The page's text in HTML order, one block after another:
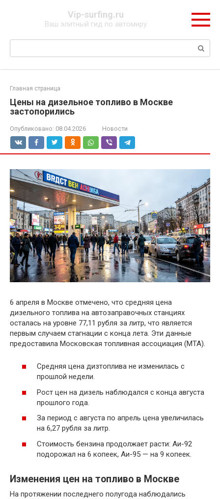
Vip-surfing.ru
Ваш элитный гид по автомиру
Поиск:
Главная страница
Цены на дизельное топливо в Москве
застопорились
Опубликовано: 08.04.2026 Новости
6 апреля в Москве отмечено, что средняя цена
дизельного топлива на автозаправочных станциях
осталась на уровне 77,11 рубля за литр, что является
первым случаем стагнации с конца лета. Эти данные
предоставила Московская топливная ассоциация (МТА).
Средняя цена дизтоплива не изменилась с
прошлой недели.
Рост цен на дизель наблюдался с конца августа
прошлого года.
За период с августа по апрель цена увеличилась
на 6,27 рубля за литр.
Стоимость бензина продолжает расти: Аи-92
подорожал на 6 копеек, Аи-95 — на 9 копеек.
Изменения цен на топливо в Москве
На протяжении последнего полугода наблюдались